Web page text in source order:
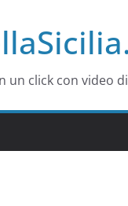
un click con video